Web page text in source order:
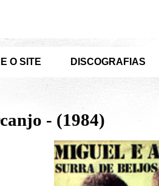
O SITE DISCOGRAFIAS
- (1984)